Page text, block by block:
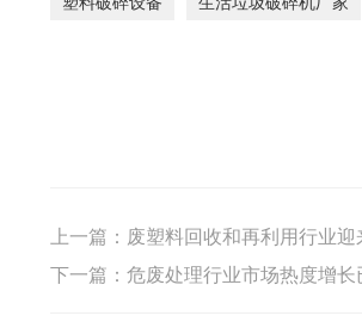
上一篇： 废塑料回收和再利用行业
下一篇： 危废处理行业市场热度增